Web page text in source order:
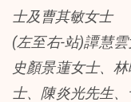
士及曹其敏女士
(左至右-站)譚慧
史顏景蓮女士、
士、陳炎光先生